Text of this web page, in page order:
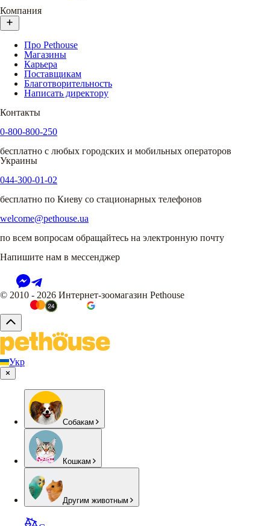
Компания
Про Pethouse
Магазины
Карьера
Поставщикам
Благотворительность
Написать директору
Контакты
0-800-800-250
бесплатно с любых городских и мобильных операторов
Украины
044-300-01-02
бесплатно по Киеву со стационарных телефонов
welcome@pethouse.ua
по всем вопросам обращайтесь на электронную почту
Напишите нам в мессенджер
© 2010 - 2026 Интернет-зоомагазин Pethouse
Укр
Собакам
Кошкам
Другим животным